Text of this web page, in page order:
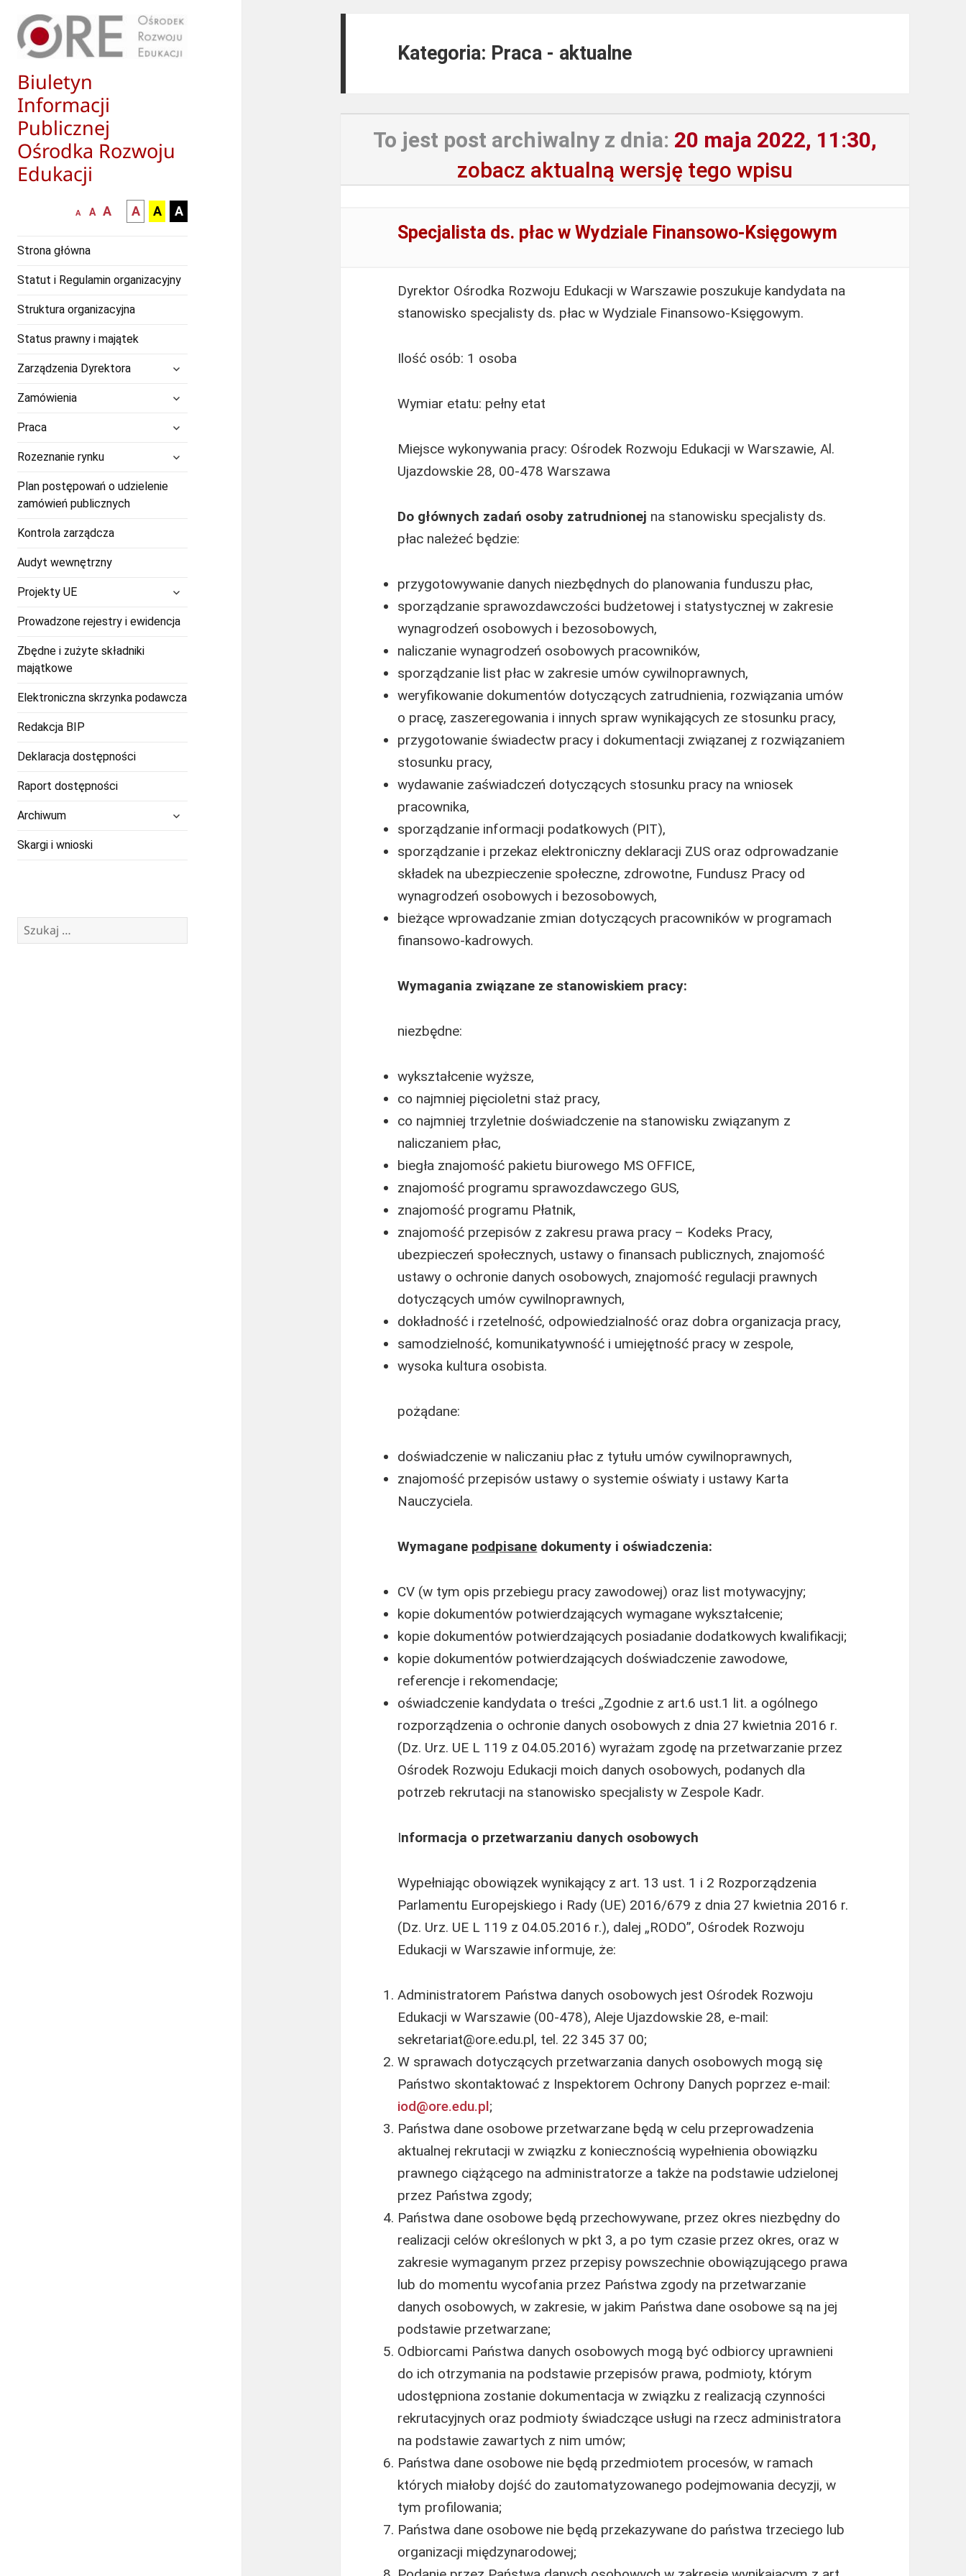
Biuletyn
Informacji
Publicznej
Ośrodka Rozwoju
Edukacji
mniejsza
A
normalna
A
większa-
czcionka
A
kontrast
czarny
białym
A
kontrast
czarny
zółtym
A
kontrast
żółty
A
Strona główna
Statut i Regulamin organizacyjny
Struktura organizacyjna
Status prawny i majątek
Zarządzenia Dyrektora
rozwiń
menu
Zamówienia
Praca
Rozeznanie rynkurozwiń
menu
potomne
Plan postępowań o udzielenie
zamówień publicznych
Kontrola zarządcza
Audyt wewnętrzny
Projekty UE
potomne
Prowadzone rejestry i ewidencja
Zbędne i zużyte składniki
majątkowe
Elektroniczna skrzynka podawcza
Redakcja BIP
Deklaracja dostępności
Raport dostępności
Archiwum
Skargi i wnioski
Szukaj:
Kategoria: Praca - aktualne
To jest post archiwalny z dnia: 20 maja 2022, 11:30,
zobacz aktualną wersję tego wpisu
Specjalista ds. płac w Wydziale Finansowo-Księgowym
Dyrektor Ośrodka Rozwoju Edukacji w Warszawie poszukuje kandydata na
stanowisko specjalisty ds. płac w Wydziale Finansowo-Księgowym.
Ilość osób: 1 osoba
Wymiar etatu: pełny etat
Miejsce wykonywania pracy: Ośrodek Rozwoju Edukacji w Warszawie, Al.
Ujazdowskie 28, 00-478 Warszawa
Do głównych zadań osoby zatrudnionej na stanowisku specjalisty ds.
płac należeć będzie:
przygotowywanie danych niezbędnych do planowania funduszu płac,
sporządzanie sprawozdawczości budżetowej i statystycznej w zakresie
wynagrodzeń osobowych i bezosobowych,
naliczanie wynagrodzeń osobowych pracowników,
sporządzanie list płac w zakresie umów cywilnoprawnych,
weryfikowanie dokumentów dotyczących zatrudnienia, rozwiązania umów
o pracę, zaszeregowania i innych spraw wynikających ze stosunku pracy,
przygotowanie świadectw pracy i dokumentacji związanej z rozwiązaniem
stosunku pracy,
wydawanie zaświadczeń dotyczących stosunku pracy na wniosek
pracownika,
sporządzanie informacji podatkowych (PIT),
sporządzanie i przekaz elektroniczny deklaracji ZUS oraz odprowadzanie
składek na ubezpieczenie społeczne, zdrowotne, Fundusz Pracy od
wynagrodzeń osobowych i bezosobowych,
bieżące wprowadzanie zmian dotyczących pracowników w programach
finansowo-kadrowych.
Wymagania związane ze stanowiskiem pracy:
niezbędne:
wykształcenie wyższe,
co najmniej pięcioletni staż pracy,
co najmniej trzyletnie doświadczenie na stanowisku związanym z
naliczaniem płac,
biegła znajomość pakietu biurowego MS OFFICE,
znajomość programu sprawozdawczego GUS,
znajomość programu Płatnik,
znajomość przepisów z zakresu prawa pracy – Kodeks Pracy,
ubezpieczeń społecznych, ustawy o finansach publicznych, znajomość
ustawy o ochronie danych osobowych, znajomość regulacji prawnych
dotyczących umów cywilnoprawnych,
dokładność i rzetelność, odpowiedzialność oraz dobra organizacja pracy,
samodzielność, komunikatywność i umiejętność pracy w zespole,
wysoka kultura osobista.
pożądane:
doświadczenie w naliczaniu płac z tytułu umów cywilnoprawnych,
znajomość przepisów ustawy o systemie oświaty i ustawy Karta
Nauczyciela.
Wymagane podpisane dokumenty i oświadczenia:
CV (w tym opis przebiegu pracy zawodowej) oraz list motywacyjny;
kopie dokumentów potwierdzających wymagane wykształcenie;
kopie dokumentów potwierdzających posiadanie dodatkowych kwalifikacji;
kopie dokumentów potwierdzających doświadczenie zawodowe,
referencje i rekomendacje;
oświadczenie kandydata o treści „Zgodnie z art.6 ust.1 lit. a ogólnego
rozporządzenia o ochronie danych osobowych z dnia 27 kwietnia 2016 r.
(Dz. Urz. UE L 119 z 04.05.2016) wyrażam zgodę na przetwarzanie przez
Ośrodek Rozwoju Edukacji moich danych osobowych, podanych dla
potrzeb rekrutacji na stanowisko specjalisty w Zespole Kadr.
Informacja o przetwarzaniu danych osobowych
Wypełniając obowiązek wynikający z art. 13 ust. 1 i 2 Rozporządzenia
Parlamentu Europejskiego i Rady (UE) 2016/679 z dnia 27 kwietnia 2016 r.
(Dz. Urz. UE L 119 z 04.05.2016 r.), dalej „RODO”, Ośrodek Rozwoju
Edukacji w Warszawie informuje, że:
Administratorem Państwa danych osobowych jest Ośrodek Rozwoju
Edukacji w Warszawie (00-478), Aleje Ujazdowskie 28, e-mail:
sekretariat@ore.edu.pl, tel. 22 345 37 00;
W sprawach dotyczących przetwarzania danych osobowych mogą się
Państwo skontaktować z Inspektorem Ochrony Danych poprzez e-mail:
iod@ore.edu.pl;
Państwa dane osobowe przetwarzane będą w celu przeprowadzenia
aktualnej rekrutacji w związku z koniecznością wypełnienia obowiązku
prawnego ciążącego na administratorze a także na podstawie udzielonej
przez Państwa zgody;
Państwa dane osobowe będą przechowywane, przez okres niezbędny do
realizacji celów określonych w pkt 3, a po tym czasie przez okres, oraz w
zakresie wymaganym przez przepisy powszechnie obowiązującego prawa
lub do momentu wycofania przez Państwa zgody na przetwarzanie
danych osobowych, w zakresie, w jakim Państwa dane osobowe są na jej
podstawie przetwarzane;
Odbiorcami Państwa danych osobowych mogą być odbiorcy uprawnieni
do ich otrzymania na podstawie przepisów prawa, podmioty, którym
udostępniona zostanie dokumentacja w związku z realizacją czynności
rekrutacyjnych oraz podmioty świadczące usługi na rzecz administratora
na podstawie zawartych z nim umów;
Państwa dane osobowe nie będą przedmiotem procesów, w ramach
których miałoby dojść do zautomatyzowanego podejmowania decyzji, w
tym profilowania;
Państwa dane osobowe nie będą przekazywane do państwa trzeciego lub
organizacji międzynarodowej;